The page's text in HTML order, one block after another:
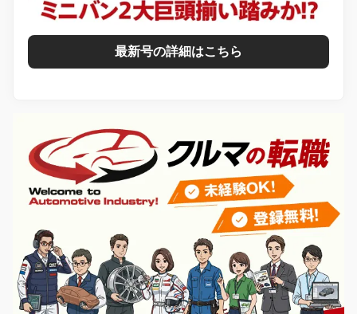
最新号の詳細はこちら